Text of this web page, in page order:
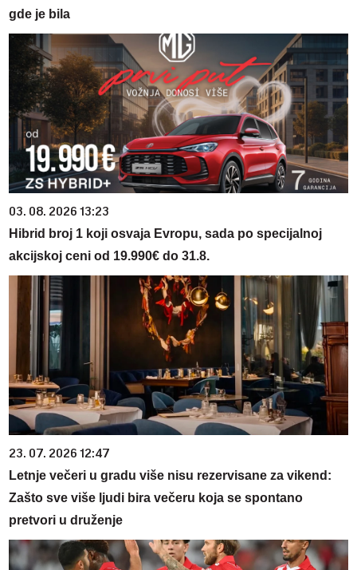
gde je bila
03. 08. 2026 13:23
Hibrid broj 1 koji osvaja Evropu, sada po specijalnoj
akcijskoj ceni od 19.990€ do 31.8.
23. 07. 2026 12:47
Letnje večeri u gradu više nisu rezervisane za vikend:
Zašto sve više ljudi bira večeru koja se spontano
pretvori u druženje